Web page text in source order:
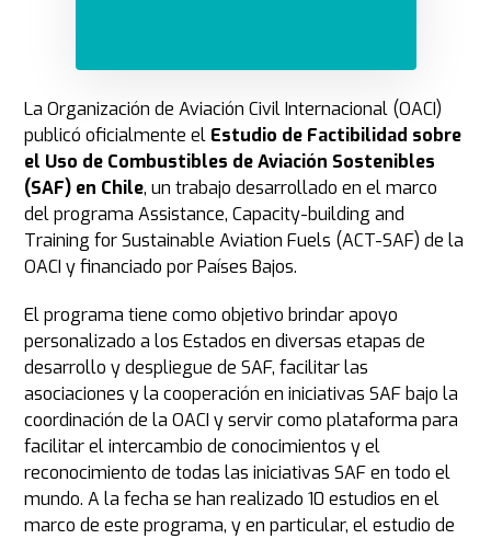
La Organización de Aviación Civil Internacional (OACI)
publicó oficialmente el Estudio de Factibilidad sobre
el Uso de Combustibles de Aviación Sostenibles
(SAF) en Chile, un trabajo desarrollado en el marco
del programa Assistance, Capacity-building and
Training for Sustainable Aviation Fuels (ACT-SAF) de la
OACI y financiado por Países Bajos.
El programa tiene como objetivo brindar apoyo
personalizado a los Estados en diversas etapas de
desarrollo y despliegue de SAF, facilitar las
asociaciones y la cooperación en iniciativas SAF bajo la
coordinación de la OACI y servir como plataforma para
facilitar el intercambio de conocimientos y el
reconocimiento de todas las iniciativas SAF en todo el
mundo. A la fecha se han realizado 10 estudios en el
marco de este programa, y en particular, el estudio de